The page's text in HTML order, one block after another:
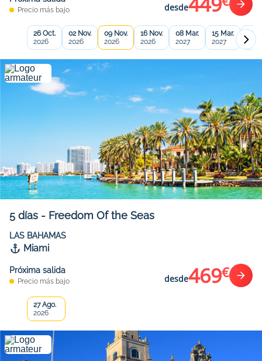
Precio más bajo desde
26 Oct.
2026
02 Nov.
2026
09 Nov.
2026
16 Nov.
2026
08 Mar.
2027
15 Mar.
2027
22
2027
5 días - Freedom Of the Seas
LAS BAHAMAS
Miami
Próxima salida
Precio más bajo desde469€
27 Ago.
2026